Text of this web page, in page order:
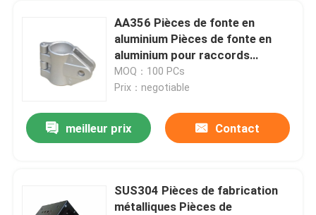
Produits
AA356 Pièces de fonte en
aluminium Pièces de fonte en
aluminium pour raccords
électriques
MOQ：100 PCs
Prix：negotiable
meilleur prix Contact
SUS304 Pièces de fabrication
métalliques Pièces de